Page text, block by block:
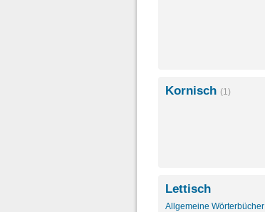
Kornisch (1)
Lettisch
Allgemeine Wörterbücher